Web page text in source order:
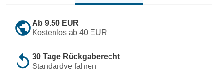
public Ab 9,50 EUR
Kostenlos ab 40 EUR
replay 30 Tage Rückgaberecht
Standardverfahren